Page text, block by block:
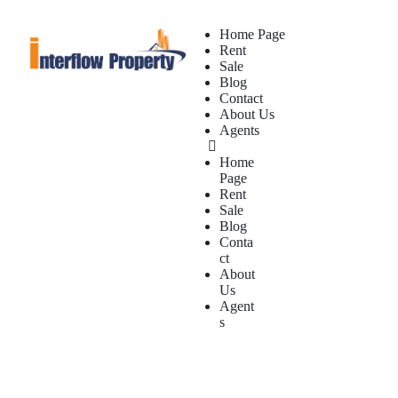
Home Page
Rent
Sale
Blog
Contact
About Us
Agents
Home
Page
Rent
Sale
Blog
Conta
ct
About
Us
Agent
s